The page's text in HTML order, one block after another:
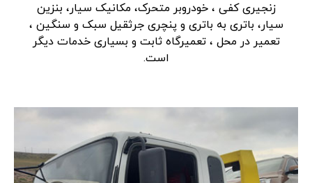
زنجیری کفی ، خودروبر متحرک، مکانیک سیار، بنزین
سیار، باتری به باتری و پنچری جرثقیل سبک و سنگین ،
تعمیر در محل ، تعمیرگاه ثابت و بسیاری خدمات دیگر
است.